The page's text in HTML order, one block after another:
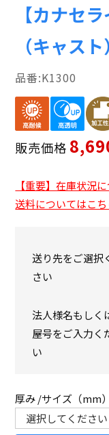
【カナセ
（キャスト）
K1300
販売価格
【重要】在庫状況
送料についてはこち
送り先をご選択
さい
法人様名もしく
屋号をご入力く
い
厚み サイズ（mm）